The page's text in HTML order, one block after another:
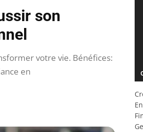
son
votre vie. Bénéfices:
en